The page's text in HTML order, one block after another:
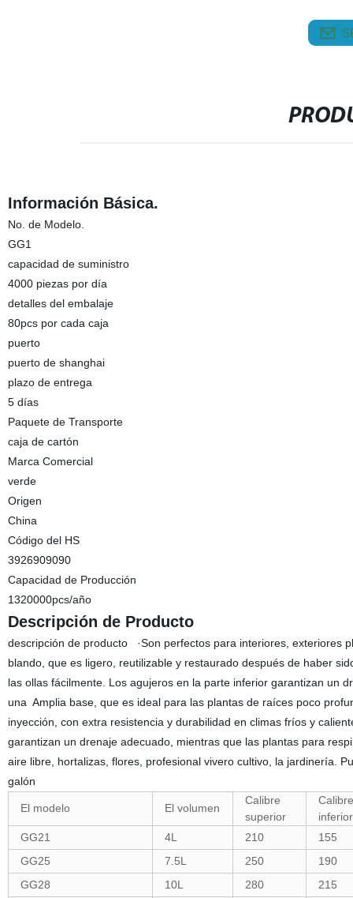
Información Básica.
No. de Modelo.
GG1
capacidad de suministro
4000 piezas por día
detalles del embalaje
80pcs por cada caja
puerto
puerto de shanghai
plazo de entrega
5 días
Paquete de Transporte
caja de cartón
Marca Comercial
verde
Origen
China
Código del HS
3926909090
Capacidad de Producción
1320000pcs/año
Descripción de Producto
descripción de producto ·Son perfectos para interiores, exteriores
blando, que es ligero, reutilizable y restaurado después de haber
las ollas fácilmente. Los agujeros en la parte inferior garantizan un
una Amplia base, que es ideal para las plantas de raíces poco
inyección, con extra resistencia y durabilidad en climas fríos y
garantizan un drenaje adecuado, mientras que las plantas para
aire libre, hortalizas, flores, profesional vivero cultivo, la jardinería.
galón
El modelo El volumen
Calibre
superior
Calibre
inferior
GG21
4L 210
155
GG25
7.5L 250
190
GG28
10L 280
215